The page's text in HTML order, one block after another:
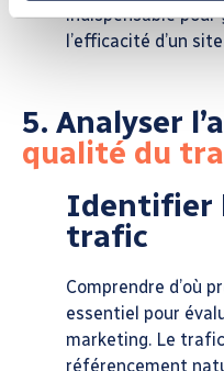
indispensable
l’efficacité d’un
5. Analyser
qualité du
Identifier
trafic
Comprendre d’où
essentiel pour
marketing. Le
référencement